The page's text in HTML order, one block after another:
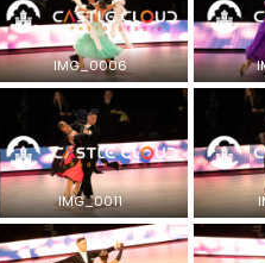
IMG_0006
IMG_0011